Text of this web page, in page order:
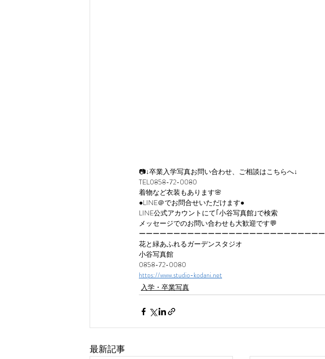
📷↓卒業入学写真お問い合わせ、ご相談はこちらへ↓
TEL0858-72-0080
着物など衣装もあります🌸
●LINE＠でお問合せいただけます●
LINE公式アカウントにて｢小谷写真館｣で検索
メッセージでのお問い合わせも大歓迎です💬
ーーーーーーーーーーーーーーーーーーーーーーーーーーー
花と緑あふれるガーデンスタジオ
小谷写真館
0858-72-0080
https://www.studio-kodani.net
入学・卒業写真
最新記事